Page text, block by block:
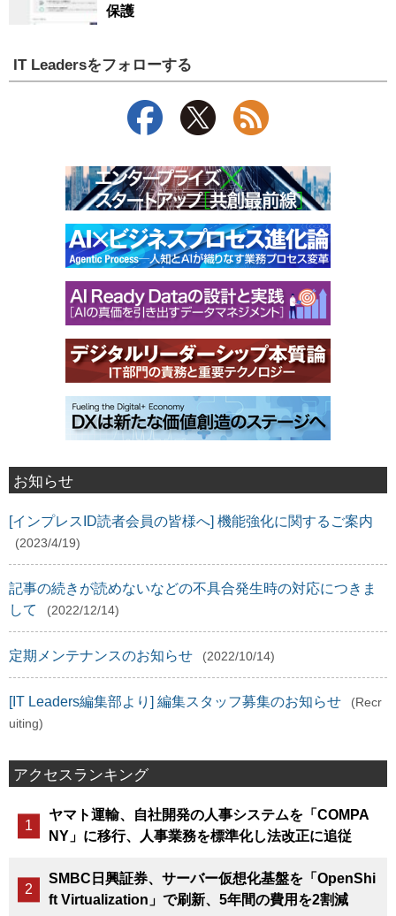
保護
IT Leadersをフォローする
お知らせ
[インプレスID読者会員の皆様へ] 機能強化に関するご案内
(2023/4/19)
記事の続きが読めないなどの不具合発生時の対応につきま
して
(2022/12/14)
定期メンテナンスのお知らせ (2022/10/14)
[IT Leaders編集部より] 編集スタッフ募集のお知らせ
(Recr
uiting)
アクセスランキング
ヤマト運輸、自社開発の人事システムを「COMPA
NY」に移行、人事業務を標準化し法改正に追従
SMBC日興証券、サーバー仮想化基盤を「OpenShi
ft Virtualization」で刷新、5年間の費用を2割減